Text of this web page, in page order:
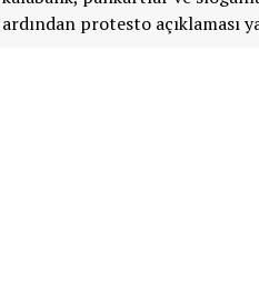
ardından protesto açıklaması